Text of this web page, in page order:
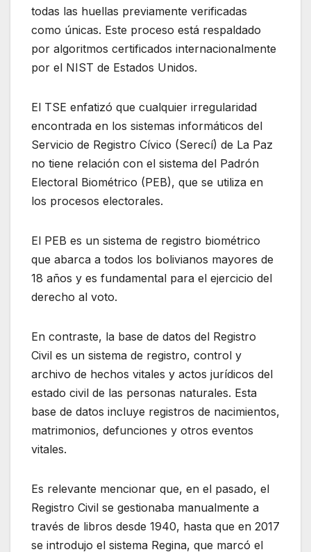
todas las huellas previamente verificadas
como únicas. Este proceso está respaldado
por algoritmos certificados internacionalmente
por el NIST de Estados Unidos.
El TSE enfatizó que cualquier irregularidad
encontrada en los sistemas informáticos del
Servicio de Registro Cívico (Serecí) de La Paz
no tiene relación con el sistema del Padrón
Electoral Biométrico (PEB), que se utiliza en
los procesos electorales.
El PEB es un sistema de registro biométrico
que abarca a todos los bolivianos mayores de
18 años y es fundamental para el ejercicio del
derecho al voto.
En contraste, la base de datos del Registro
Civil es un sistema de registro, control y
archivo de hechos vitales y actos jurídicos del
estado civil de las personas naturales. Esta
base de datos incluye registros de nacimientos,
matrimonios, defunciones y otros eventos
vitales.
Es relevante mencionar que, en el pasado, el
Registro Civil se gestionaba manualmente a
través de libros desde 1940, hasta que en 2017
se introdujo el sistema Regina, que marcó el